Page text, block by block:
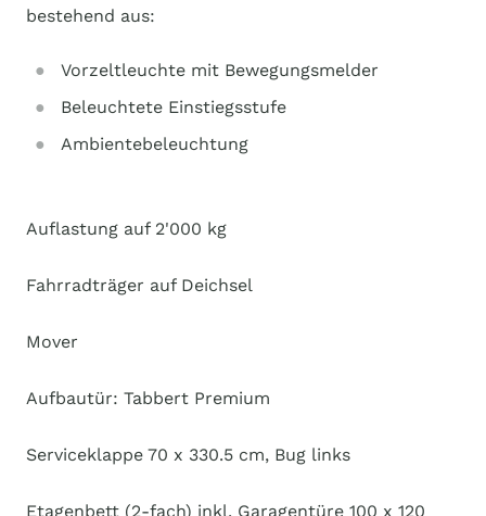
bestehend aus:
Vorzeltleuchte mit Bewegungsmelder
Beleuchtete Einstiegsstufe
Ambientebeleuchtung
Auflastung auf 2'000 kg
Fahrradträger auf Deichsel
Mover
Aufbautür: Tabbert Premium
Serviceklappe 70 x 330.5 cm, Bug links
Etagenbett (2-fach) inkl. Garagentüre 100 x 120